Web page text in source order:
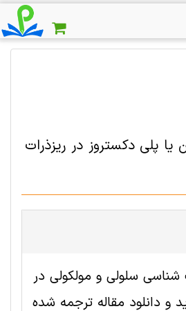
پلی دکستروز در ریزذرات
مقاله زیست شناسی سلولی و مولکولی در
دانلود مقاله ترجمه شده